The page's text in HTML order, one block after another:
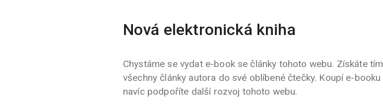
Nová elektronická kniha
Chystáme se vydat e-book se články tohoto webu. Získáte tím
všechny články autora do své oblíbené čtečky. Koupí e-booku
navíc podpoříte další rozvoj tohoto webu.